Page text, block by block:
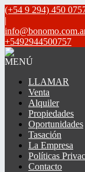
(+54 9 294) 450
|
+5492944500757
MENÚ
LLAMAR
Venta
Alquiler
Propiedades
Oportunidades
Tasación
La Empresa
Políticas
Contacto